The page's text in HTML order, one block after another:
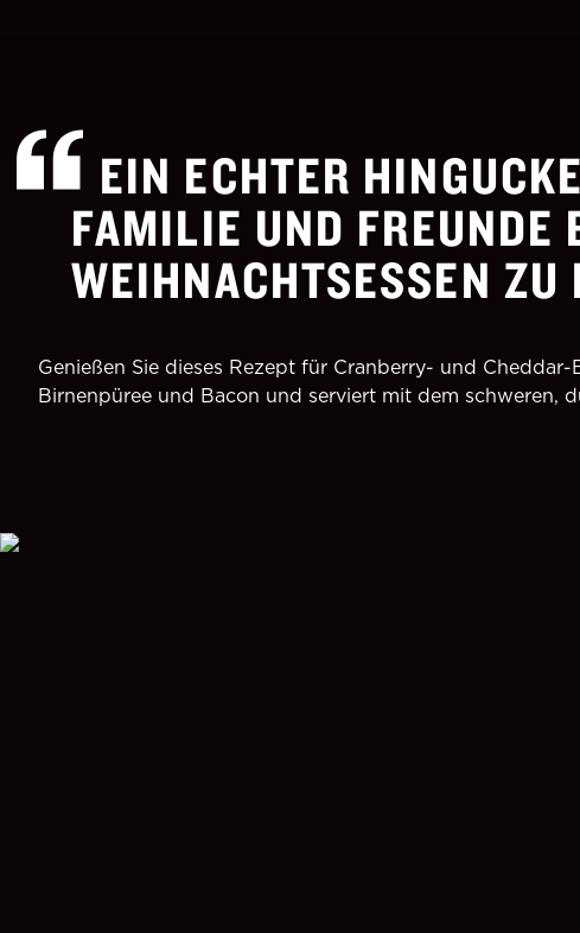
EIN ECHTER
FAMILIE UND FREUNDE
WEIHNACHTSESSEN ZU
Genießen Sie dieses Rezept für Cranberry- und
Birnenpüree und Bacon und serviert mit dem schweren,